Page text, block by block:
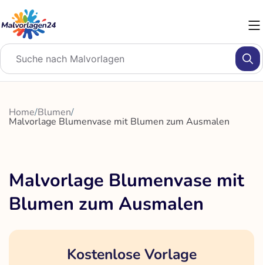
Inhalt
springen
Home/Blumen/
Malvorlage Blumenvase mit Blumen zum Ausmalen
Malvorlage Blumenvase mit
Blumen zum Ausmalen
Kostenlose Vorlage